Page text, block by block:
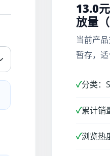
13.0
放量
当前产
暂存，适
✓分类：
✓累计销
✓浏览热